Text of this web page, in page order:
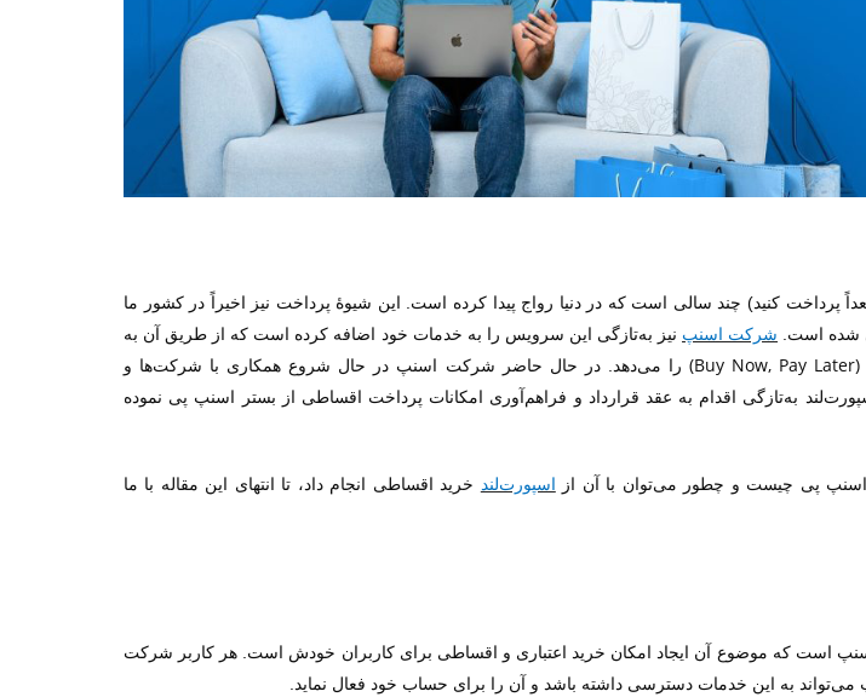
پرداخت کنید) چند سالی است که در دنیا رواج پیدا کرده است. این شیوۀ پرداخت نیز اخیراً در کشور ما
شده است. شرکت اسنپ نیز به‌تازگی این سرویس را به خدمات خود اضافه کرده است که از طریق آن به
(Buy Now, Pay Later) را می‌دهد.
در حال حاضر شرکت اسنپ در حال شروع همکاری با شرکت‌ها و
به‌تازگی اقدام به عقد قرارداد و فراهم‌آوری امکانات پرداخت اقساطی از بستر اسنپ پی نموده
پی چیست و چطور می‌توان با آن از اسپورت‌لند خرید اقساطی انجام داد، تا انتهای این مقاله با ما
است که موضوع آن ایجاد امکان خرید اعتباری و اقساطی برای کاربران خودش است. هر کاربر شرکت
به این خدمات دسترسی داشته باشد و آن را برای حساب خود فعال نماید.